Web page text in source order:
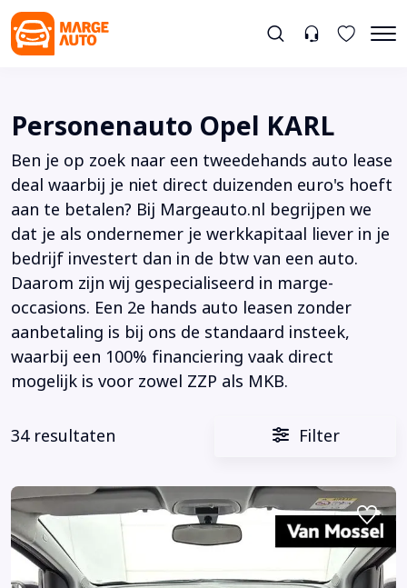
Personenauto Opel KARL
Ben je op zoek naar een tweedehands auto lease
deal waarbij je niet direct duizenden euro's hoeft
aan te betalen? Bij Margeauto.nl begrijpen we
dat je als ondernemer je werkkapitaal liever in je
bedrijf investert dan in de btw van een auto.
Daarom zijn wij gespecialiseerd in marge-
occasions. Een 2e hands auto leasen zonder
aanbetaling is bij ons de standaard insteek,
waarbij een 100% financiering vaak direct
mogelijk is voor zowel ZZP als MKB.
34 resultaten Filter